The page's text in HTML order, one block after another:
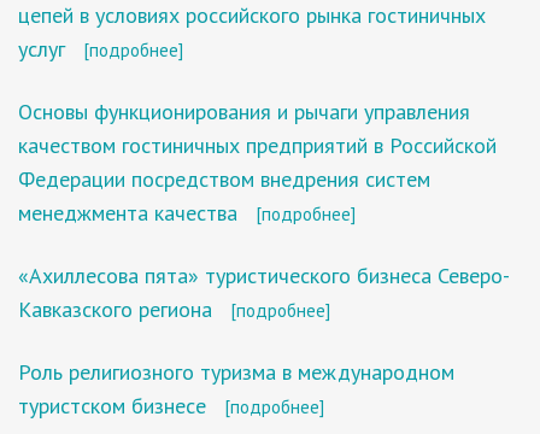
цепей в условиях российского рынка гостиничных
услуг
[подробнее]
Основы функционирования и рычаги управления
качеством гостиничных предприятий в Российской
Федерации посредством внедрения систем
менеджмента качества
[подробнее]
«Ахиллесова пята» туристического бизнеса Северо-
Кавказского региона
[подробнее]
Роль религиозного туризма в международном
туристском бизнесе
[подробнее]